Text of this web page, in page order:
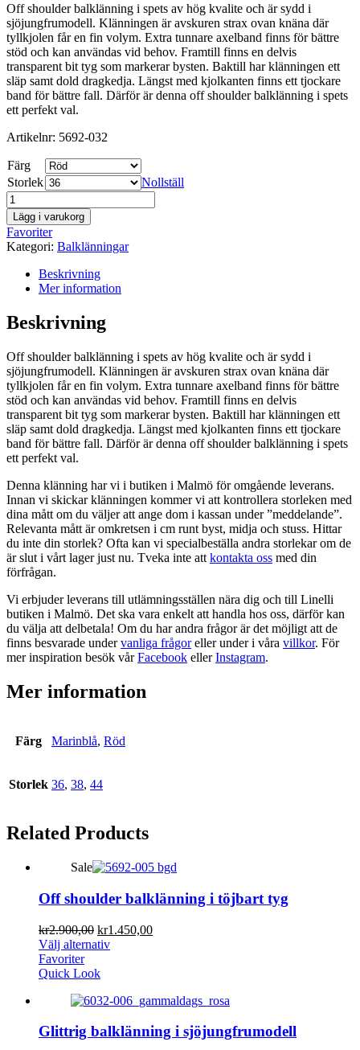
Off shoulder balklänning i spets av hög kvalite och är sydd i
sjöjungfrumodell. Klänningen är avskuren strax ovan knäna där
tyllkjolen får en fin volym. Extra tunnare axelband finns för bättre
stöd och kan användas vid behov. Framtill finns en delvis
transparent bit tyg som markerar bysten. Baktill har klänningen ett
släp samt dold dragkedja. Längst med kjolkanten finns ett tjockare
band för bättre fall. Därför är denna off shoulder balklänning i spets
ett perfekt val.
Artikelnr: 5692-032
Färg
Storlek
Nollställ
Off
shoulder
balklänning
i
spets
mängd
Lägg i varukorg
Favoriter
Kategori: Balklänningar
Beskrivning
Mer information
Beskrivning
Off shoulder balklänning i spets av hög kvalite och är sydd i
sjöjungfrumodell. Klänningen är avskuren strax ovan knäna där
tyllkjolen får en fin volym. Extra tunnare axelband finns för bättre
stöd och kan användas vid behov. Framtill finns en delvis
transparent bit tyg som markerar bysten. Baktill har klänningen ett
släp samt dold dragkedja. Längst med kjolkanten finns ett tjockare
band för bättre fall. Därför är denna off shoulder balklänning i spets
ett perfekt val.
Denna klänning har vi i butiken i Malmö för omgående leverans.
Innan vi skickar klänningen kommer vi att kontrollera storleken med
dina mått om du väljer att ange dom i kassan under ”meddelande”.
Relevanta mått är omkretsen i cm runt byst, midja och stuss. Hittar
du inte din storlek? Ofta kan vi specialbeställa andra storlekar om de
är slut i vårt lager just nu. Tveka inte att kontakta oss med din
förfrågan.
Vi erbjuder leverans till utlämningsställen nära dig och till Linelli
butiken i Malmö. Det ska vara enkelt att handla hos oss, därför kan
du välja att delbetala! Om du har andra frågor är det möjligt att de
finns besvarade undervanliga frågoreller under i våra villkor. För
mer inspiration besök vårFacebook ellerInstagram.
Mer information
Färg Marinblå, Röd
Storlek 36, 38, 44
Related Products
Sale
Off shoulder balklänning i töjbart tyg
kr2.900,00 kr1.450,00
Välj alternativ
Favoriter
Quick Look
Glittrig balklänning i sjöjungfrumodell